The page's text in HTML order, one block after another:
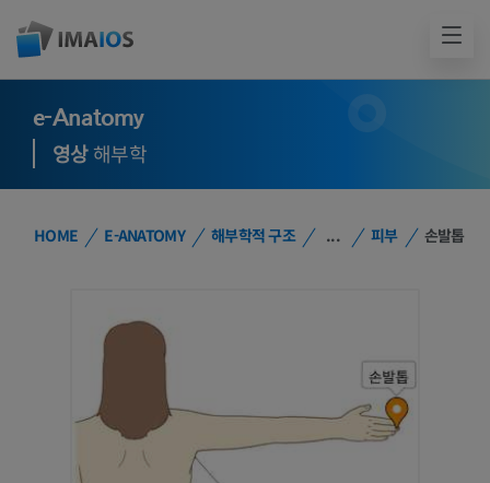
e-Anatomy
영상해부학
HOME E-ANATOMY 해부학적 구조 ... 피부 손발톱